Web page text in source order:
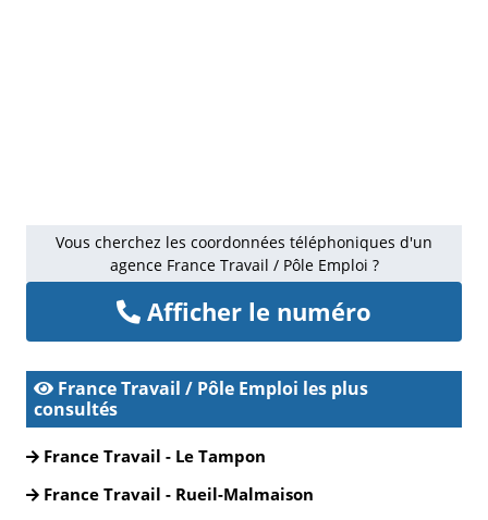
Vous cherchez les coordonnées téléphoniques d'un
agence France Travail / Pôle Emploi ?
Afficher le numéro
France Travail / Pôle Emploi les plus
consultés
France Travail - Le Tampon
France Travail - Rueil-Malmaison